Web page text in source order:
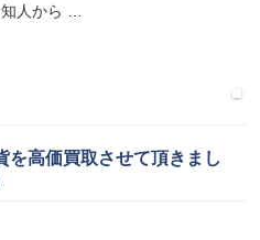
人から …
高価買取させて頂きまし